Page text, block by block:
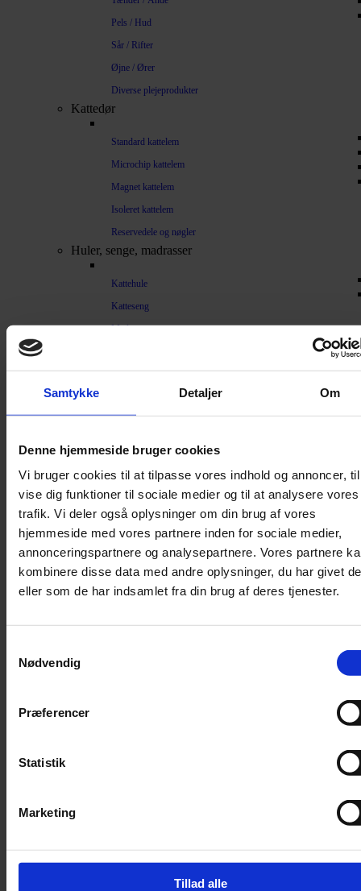
Samtykke Detaljer Om
Denne hjemmeside bruger cookies
Vi bruger cookies til at tilpasse vores indhold og annoncer,
vise dig funktioner til sociale medier og til at analysere vores
trafik. Vi deler også oplysninger om din brug af vores
hjemmeside med vores partnere inden for sociale medier,
annonceringspartnere og analysepartnere. Vores partnere
kombinere disse data med andre oplysninger, du har givet
eller som de har indsamlet fra din brug af deres tjenester.
Nødvendig
Præferencer
Statistik
Marketing
Tillad alle
Pels / Hud
Sår / Rifter
Øjne / Ører
Diverse plejeprodukter
Kattedør
Standard kattelem
Microchip kattelem
Magnet kattelem
Isoleret kattelem
Reservedele og nøgler
Huler, senge, madrasser
Kattehule
Katteseng
Madrasser
Halsbånd og seler
Halsbånd
Halsbånd med lys
Seler / Liner
Kattetegn
Kattetoilet
Kattetoilet
Selvrensende toilet